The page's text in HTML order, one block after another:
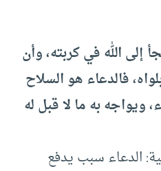
إلى الله في كربته، وأن
فالدعاء هو السلاح
ويواجه به ما لا قبل له
الدعاء سبب يدفع